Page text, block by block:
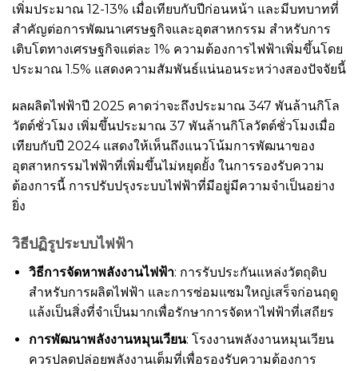
เพิ่มประมาณ 12-13% เมื่อเทียบกับปีก่อนหน้า และมีบทบาทที่
สำคัญต่อการพัฒนาเศรษฐกิจและอุตสาหกรรม สำหรับการ
เติบโตทางเศรษฐกิจแต่ละ 1% ความต้องการไฟฟ้าเพิ่มขึ้นโดย
ประมาณ 1.5% แสดงความสัมพันธ์แน่นอนระหว่างสองปัจจัยนี้
ผลผลิตไฟฟ้าปี 2025 คาดว่าจะถึงประมาณ 347 พันล้านกิโล
วัตต์ชั่วโมง เพิ่มขึ้นประมาณ 37 พันล้านกิโลวัตต์ชั่วโมงเมื่อ
เทียบกับปี 2024 แสดงให้เห็นถึงแนวโน้มการพัฒนาของ
อุตสาหกรรมไฟฟ้าที่เพิ่มขึ้นไม่หยุดยั้ง ในการรองรับความ
ต้องการนี้ การปรับปรุงระบบไฟฟ้าที่มีอยู่มีความจำเป็นอย่าง
ยิ่ง
วิธีปฏิรูประบบไฟฟ้า
วิธีการจัดหาพลังงานไฟฟ้า: การรับประกันแหล่งวัตถุดิบ
สำหรับการผลิตไฟฟ้า และการซ่อมแซมใหญ่เสร็จก่อนฤดู
แล้งเป็นสิ่งที่จำเป็นมากเพื่อรักษาการจัดหาไฟฟ้าที่เสถียร
การพัฒนาพลังงานหมุนเวียน: โรงงานพลังงานหมุนเวียน
ควรปลดปล่อยพลังงานเต็มที่เพื่อรองรับความต้องการ